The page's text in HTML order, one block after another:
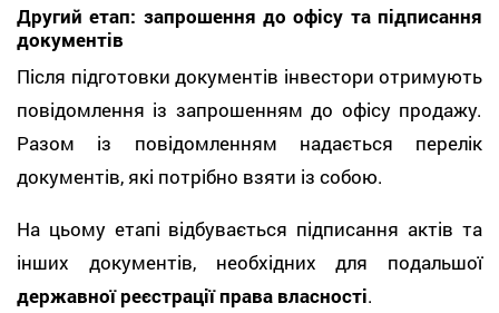
Другий етап: запрошення до офісу та підписання
документів
Після підготовки документів інвестори отримують
повідомлення із запрошенням до офісу продажу.
Разом із повідомленням надається перелік
документів, які потрібно взяти із собою.
На цьому етапі відбувається підписання актів та
інших документів, необхідних для подальшої
державної реєстрації права власності.